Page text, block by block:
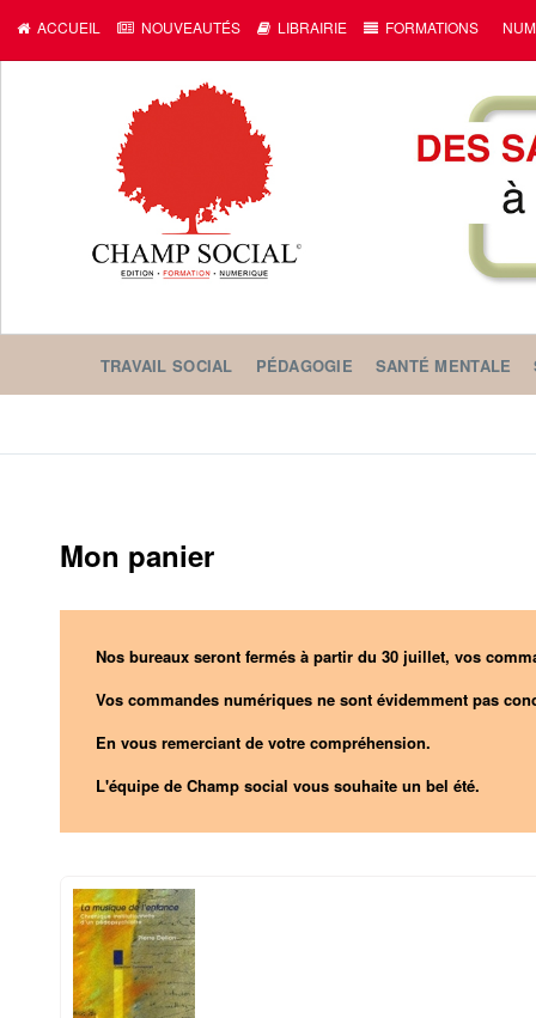
ACCUEIL NOUVEAUTÉS LIBRAIRIE FORMATIONS
TRAVAIL SOCIAL PÉDAGOGIE SANTÉ MENTALE
Mon panier
Nos bureaux seront fermés à partir du 30 juillet, vos
Vos commandes numériques ne sont évidemment pas
En vous remerciant de votre compréhension.
L'équipe de Champ social vous souhaite un bel été.